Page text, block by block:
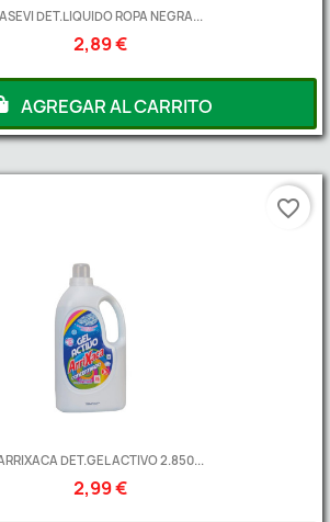
ASEVI DET.LIQUIDO ROPA NEGRA...
2,89 €
AGREGAR AL CARRITO
DET.GEL ACTIVO 2.850...
2,99 €
favorite_border